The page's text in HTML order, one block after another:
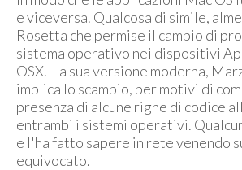
e viceversa. Qualcosa di simile,
Rosetta che permise il cambio di
sistema operativo nei dispositivi
OSX. La sua versione moderna,
implica lo scambio, per motivi di
presenza di alcune righe di codice
entrambi i sistemi operativi.
e l'ha fatto sapere in rete venendo
equivocato.